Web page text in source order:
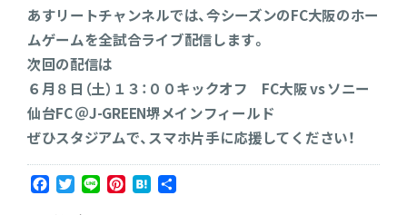
あすリートチャンネルでは、今シーズンのFC大阪のホー
ムゲームを全試合ライブ配信します。
次回の配信は
６月８日（土）１３：００キックオフ FC大阪 vs ソニー
仙台FC ＠J-GREEN堺メインフィールド
ぜひスタジアムで、スマホ片手に応援してください！
Facebook
Twitter
LinePinterest
Hatena
共